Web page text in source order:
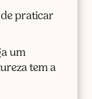
praticar
um
tem a